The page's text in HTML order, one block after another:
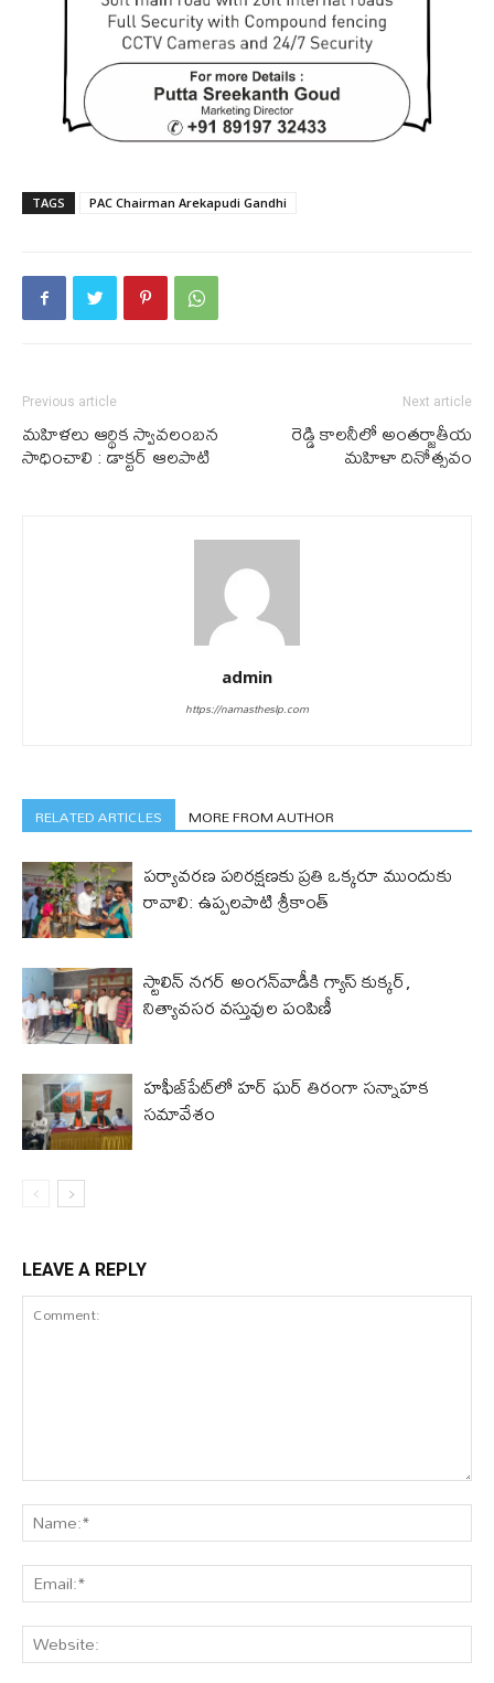
TAGS PAC Chairman Arekapudi Gandhi
Previous article
మహిళలు ఆర్థిక స్వావలంబన
సాధించాలి : డాక్టర్ ఆలపాటి
Next article
రెడ్డి కాల‌నీలో అంత‌ర్జాతీయ
మ‌హిళా దినోత్స‌వం
admin
https://namastheslp.com
RELATED ARTICLES MORE FROM AUTHOR
పర్యావరణ పరిరక్షణకు ప్రతి ఒక్కరూ ముందుకు
రావాలి: ఉప్పలపాటి శ్రీకాంత్
స్టాలిన్ నగర్ అంగన్‌వాడీకి గ్యాస్ కుక్కర్,
నిత్యావసర వస్తువుల పంపిణీ
హఫీజ్‌పేట్‌లో హర్ ఘర్ తిరంగా సన్నాహక
సమావేశం
LEAVE A REPLY